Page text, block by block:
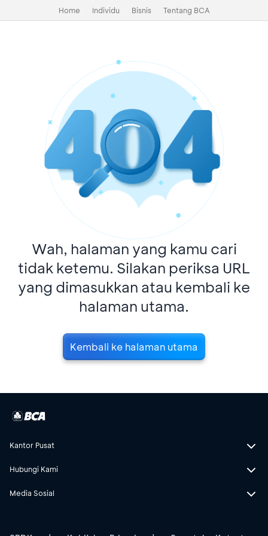
Home Individu Bisnis Tentang BCA
Wah, halaman yang kamu cari
tidak ketemu. Silakan periksa URL
yang dimasukkan atau kembali ke
halaman utama.
Kembali ke halaman utama
Kantor Pusat
Hubungi Kami
Media Sosial